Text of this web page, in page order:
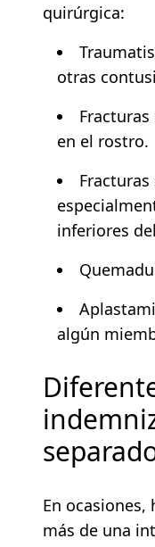
quirúrgica:
otras
en el rostro.
inferiores
algún
En ocasiones,
más de una